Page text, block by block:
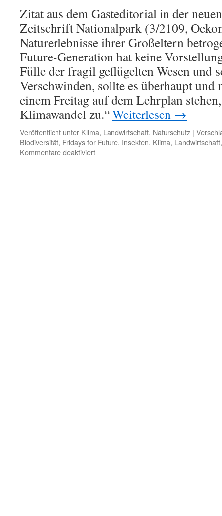
Zitat aus dem Gasteditorial in der
Zeitschrift Nationalpark (3/2109,
Naturerlebnisse ihrer Großeltern
Future-Generation hat keine
Fülle der fragil geflügelten Wesen und
Verschwinden, sollte es überhaupt und
einem Freitag auf dem Lehrplan
Klimawandel zu.“Weiterlesen →
Veröffentlicht unter Klima, Landwirtschaft, Naturschutz |
Biodiversität, Fridays for Future, Insekten, Klima, Landwirtschaft
Kommentare deaktiviertfür